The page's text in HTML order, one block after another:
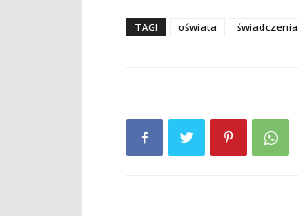
TAGI oświata świadczenia